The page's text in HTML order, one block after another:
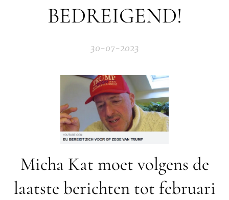
BEDREIGEND!
30-07-2023
Micha Kat moet volgens de
laatste berichten tot februari